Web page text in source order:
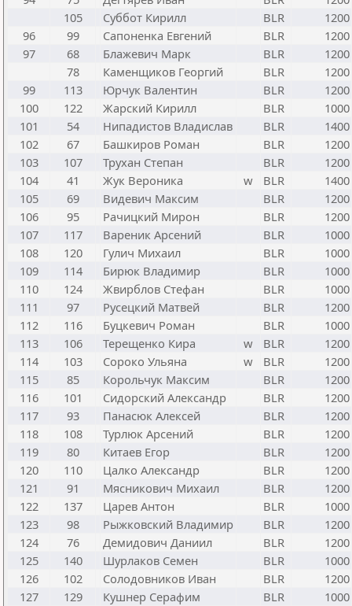
105
Суббот Кирилл BLR
1200
96
99 Сапоненка Евгений BLR
1200
97
68 Блажевич Марк BLR
1200
78
Каменщиков Георгий BLR
1200
99
113 Юрчук Валентин BLR
1200
100
122 Жарский Кирилл BLR
1000
101
54 Нипадистов Владислав BLR
1400
102
67 Башкиров Роман BLR
1200
103
107 Трухан Степан BLR
1200
104
41 Жук Вероника w BLR
1400
105
69 Видевич Максим BLR
1200
106
95 Рачицкий Мирон BLR
1200
107
117 Вареник Арсений BLR
1000
108
120 Гулич Михаил BLR
1000
109
114 Бирюк Владимир BLR
1000
110
124 Жвирблов Стефан BLR
1000
111
97 Русецкий Матвей BLR
1200
112
116 Буцкевич Роман BLR
1000
113
106 Терещенко Кира w BLR
1200
114
103 Сороко Ульяна w BLR
1200
115
85 Корольчук Максим BLR
1200
116
101 Сидорский Александр BLR
1200
117
93 Панасюк Алексей BLR
1200
118
108 Турлюк Арсений BLR
1200
119
80 Китаев Егор BLR
1200
120
110 Цалко Александр BLR
1200
121
91 Мясникович Михаил BLR
1200
122
137 Царев Антон BLR
1000
123
98 Рыжковский Владимир BLR
1200
124
76 Демидович Даниил BLR
1200
125
140 Шурлаков Семен BLR
1000
126
102 Солодовников Иван BLR
1200
127
129 Кушнер Серафим BLR
1000